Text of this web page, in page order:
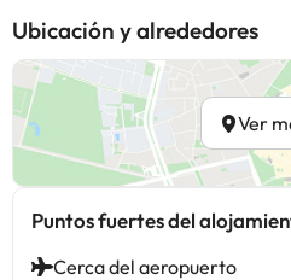
Ubicación y alrededores
Ver
Puntos fuertes del
Cerca del aeropuerto